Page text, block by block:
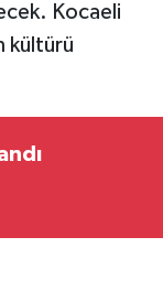
Kocaeli
kültürü